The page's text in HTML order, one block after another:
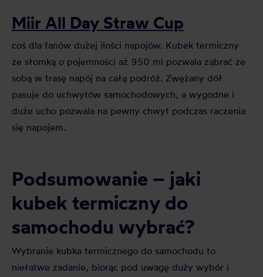
Miir All Day Straw Cup
coś dla fanów dużej ilości napojów. Kubek termiczny
ze słomką o pojemności aż 950 ml pozwala zabrać ze
sobą w trasę napój na całą podróż. Zwężany dół
pasuje do uchwytów samochodowych, a wygodne i
duże ucho pozwala na pewny chwyt podczas raczenia
się napojem.
Podsumowanie – jaki
kubek termiczny do
samochodu wybrać?
Wybranie kubka termicznego do samochodu to
niełatwe zadanie, biorąc pod uwagę duży wybór i